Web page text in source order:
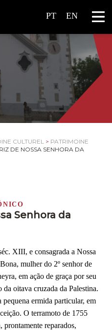
PT EN
CULTUREL > PATRIMOINE
DE NOSSA SENHORA DA
Senhora da
XIII, e consagrada a Nossa
mulher do 2º senhor de
em ação de graça por seu
da oitava cruzada da Palestina.
ermida particular, em
O terramoto de 1755
prontamente reparados,